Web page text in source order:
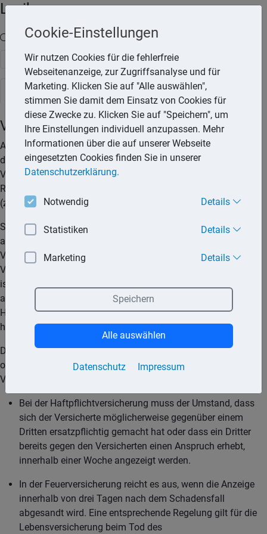
Lexika
Volltext-Suche in den Lexika
Suchen
Rechtslexikon
Versicherungsfall
Als Versicherungsfall wird das Ereignis bezeichnet, welches
die Leistungspflicht des Versicherers auslöst. Der
Versicherungsfall tritt ein, wenn die in einer
Risikobeschreibung genannten Voraussetzungen erfüllt sind
(z. B. Einbruchdiebstahl bei einer Hausratversicherung).
Sobald der Versicherte erfährt, dass der Versicherungsfall,
also das Ereignis, mit dessen Eintritt die Leistungspflicht des
Versicherers begründet ist, eingetreten ist, muss er dies dem
Versicherer anzeigen. Eine bestimmte Form für die Anzeige
ist gesetzlich nicht vorgeschrieben. Allerdings enthalten die
allgemeinen Versicherungsbedingungen in der Regel den
Hinweis, dass die Schadensanzeige schriftlich zu erfolgen
habe.
Dem Versicherer muss der Schaden unverzüglich, das heißt
ohne schuldhaftes Zögern, mitgeteilt werden. Für einzelne
Versicherungsarten bestehen allerdings Sonderregelungen.
Bei der Haftpflichtversicherung muss der Umstand, dass
sich der Versicherte möglicherweise gegenüber einem
Dritten ersatzpflichtig gemacht hat oder dass ein Dritter
bereits gegen den Versicherten einen Anspruch erhebt,
innerhalb einer Woche angezeigt werden.
In der Feuerversicherung reicht es aus, wenn die Anzeige
innerhalb von drei Tagen nach dem Schadensfall
abgesandt wird. Eine entsprechende Regelung gilt für die
Lebensversicherung beim Tod des
Cookie-Einstellungen
Wir nutzen Cookies für die fehlerfreie
Webseitenanzeige, zur Zugriffsanalyse und für
Marketing. Klicken Sie auf "Alle auswählen",
stimmen Sie damit dem Einsatz von Cookies für
diese Zwecke zu. Klicken Sie auf "Speichern", um
Ihre Einstellungen individuell anzupassen. Mehr
Informationen über die auf unserer Webseite
eingesetzten Cookies finden Sie in unserer
Datenschutzerklärung.
Notwendig Details
Statistiken Details
Marketing Details
Datenschutz Impressum
Speichern
Alle auswählen